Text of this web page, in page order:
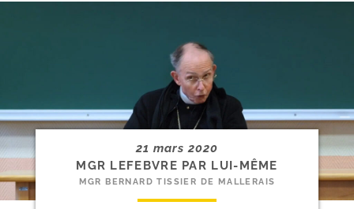
21 mars 2020
MGR LEFEBVRE PAR LUI-MÊME
MGR BERNARD TISSIER DE MALLERAIS